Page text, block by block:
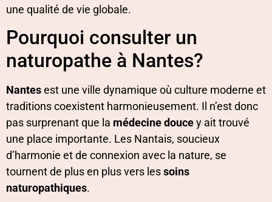
une qualité de vie globale.
Pourquoi consulter un
naturopathe à Nantes?
Nantesest une ville dynamique où culture moderne et
traditions coexistent harmonieusement. Il n’est donc
pas surprenant que la médecine doucey ait trouvé
une place importante. Les Nantais, soucieux
d’harmonie et de connexion avec la nature, se
tournent de plus en plus vers lessoins
naturopathiques.